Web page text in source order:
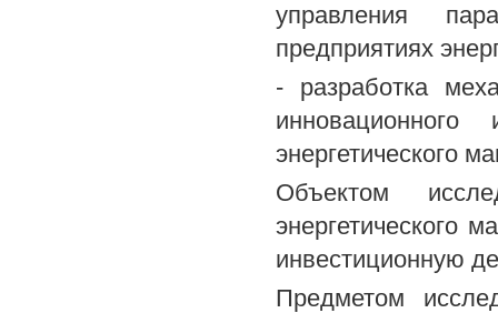
управления
предприятиях
- разработка
энергетического
Объектом
энергетического
инвестиционную
Предметом